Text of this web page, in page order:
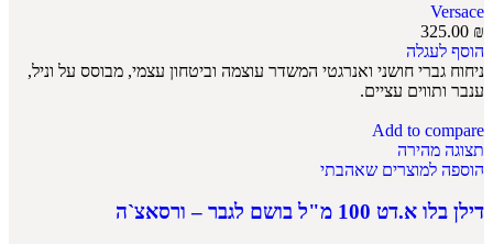
Versace
325.00 ₪
הוסף לעגלה
ניחוח גברי חושני ואנרגטי המשדר עוצמה וביטחון עצמי, מבוסס על וניל,
ענבר ותווים עציים.
Add to compare
תצוגה מהירה
הוספה למוצרים שאהבתי
דילן בלו א.דט 100 מ"ל בושם לגבר – ורסאצ`ה